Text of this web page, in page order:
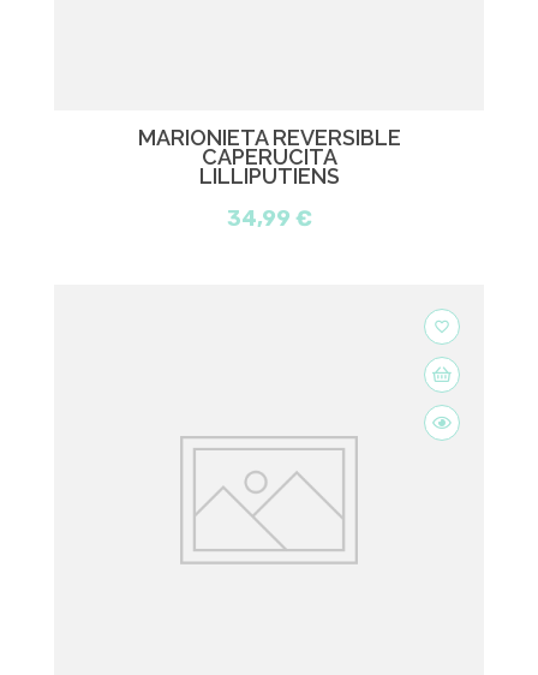
MARIONIETA REVERSIBLE
CAPERUCITA
LILLIPUTIENS
34,99 €
favorite_border